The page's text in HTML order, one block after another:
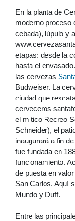
En la planta de
moderno proceso
cebada), lúpulo y
etapas: desde la
hasta el
las cervezas
Budweiser. La
ciudad que
cerveceros
el mítico Recreo
Schneider), el
inaugurará a fin
fue fundada en
funcionamiento.
de puesta en
San Carlos. Aquí
Mundo y Duff.
Entre las